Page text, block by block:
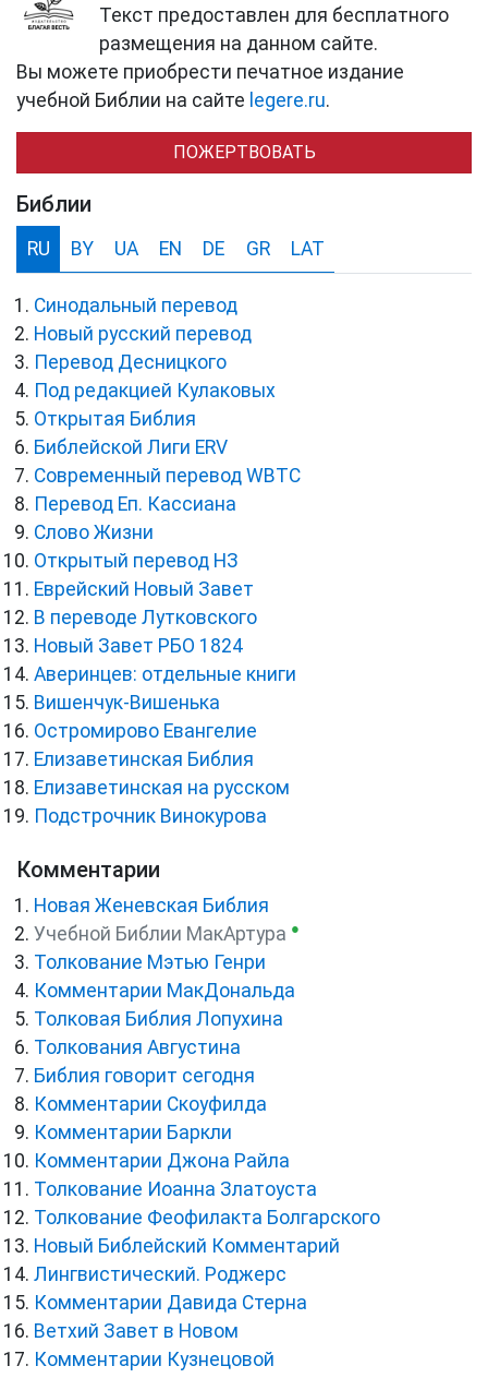
Текст предоставлен для бесплатного
размещения на данном сайте.
Вы можете приобрести печатное издание
учебной Библии на сайте legere.ru.
ПОЖЕРТВОВАТЬ
Библии
RU BY UA EN DE GR LAT
Синодальный перевод
Новый русский перевод
Перевод Десницкого
Под редакцией Кулаковых
Открытая Библия
Библейской Лиги ERV
Cовременный перевод WBTC
Перевод Еп. Кассиана
Слово Жизни
Открытый перевод НЗ
Еврейский Новый Завет
В переводе Лутковского
Новый Завет РБО 1824
Аверинцев: отдельные книги
Вишенчук-Вишенька
Остромирово Евангелие
Елизаветинская Библия
Елизаветинская на русском
Подстрочник Винокурова
Комментарии
Новая Женевская Библия
Учебной Библии МакАртура ●
Толкование Мэтью Генри
Комментарии МакДональда
Толковая Библия Лопухина
Толкования Августина
Библия говорит сегодня
Комментарии Скоуфилда
Комментарии Баркли
Комментарии Джона Райла
Толкование Иоанна Златоуста
Толкование Феофилакта Болгарского
Новый Библейский Комментарий
Лингвистический. Роджерс
Комментарии Давида Стерна
Ветхий Завет в Новом
Комментарии Кузнецовой